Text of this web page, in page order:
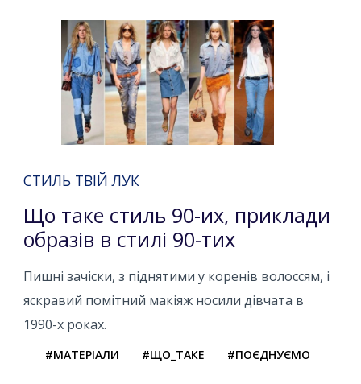
СТИЛЬ ТВІЙ ЛУК
Що таке стиль 90-их, приклади
образів в стилі 90-тих
Пишні зачіски, з піднятими у коренів волоссям, і
яскравий помітний макіяж носили дівчата в
1990-х роках.
#МАТЕРІАЛИ #ЩО_ТАКЕ #ПОЄДНУЄМО